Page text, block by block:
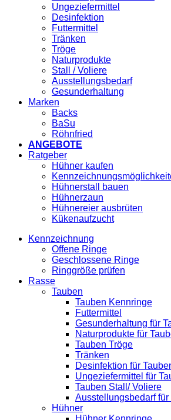
Ungeziefermittel
Desinfektion
Futtermittel
Tränken
Tröge
Naturprodukte
Stall / Voliere
Ausstellungsbedarf
Gesunderhaltung
Marken
Backs
BaSu
Röhnfried
ANGEBOTE
Ratgeber
Hühner kaufen
Hühnerstall bauen
Hühnerzaun
Hühnereier ausbrüten
Kükenaufzucht
Kennzeichnung
Offene Ringe
Geschlossene Ringe
Ringgröße prüfen
Rasse
Tauben
Tauben Kennringe
Futtermittel
Gesunderhaltung für
Naturprodukte für
Tauben Tröge
Tränken
Desinfektion für
Ungeziefermittel für
Tauben Stall/ Voliere
Ausstellungsbedarf für
Hühner